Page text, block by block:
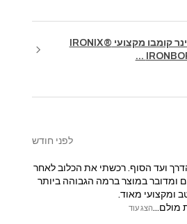
מולטי טריינר קומבו מקצועי IRONIX®
לפני חודש
ועד הסוף. רכשתי את הכלוב לאחר
ומדובר במוצר ברמה הגבוהה ביותר
ומקצועי מאוד.
מולם...הצג עוד